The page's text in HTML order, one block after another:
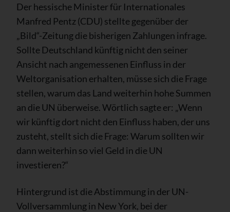
Der hessische Minister für Internationales
Manfred Pentz (CDU) stellte gegenüber der
„Bild“-Zeitung die bisherigen Zahlungen infrage.
Sollte Deutschland künftig nicht den seiner
Ansicht nach angemessenen Einfluss in der
Weltorganisation erhalten, müsse sich die Frage
stellen, warum das Land weiterhin hohe Summen
an die UN überweise. Wörtlich sagte er: „Wenn
wir künftig dort nicht den Einfluss haben, der uns
zusteht, stellt sich die Frage: Warum sollten wir
dann weiterhin so viel Geld in die UN
investieren?“
Hintergrund ist die Abstimmung in der UN-
Vollversammlung in New York, bei der